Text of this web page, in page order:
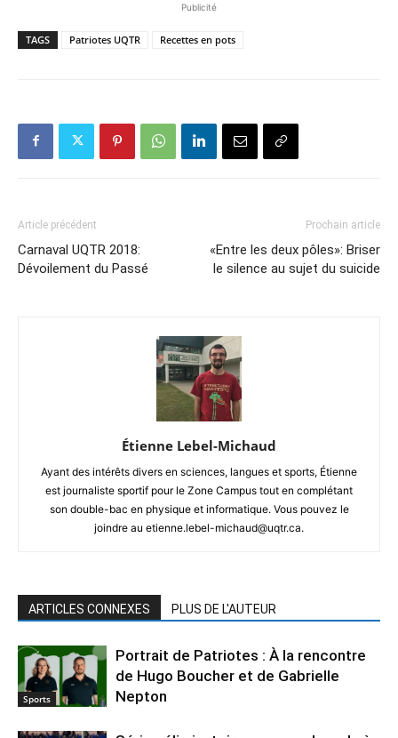
Publicité
TAGS Patriotes UQTR Recettes en pots
Article précédent
Carnaval UQTR 2018:
Dévoilement du Passé
Prochain article
«Entre les deux pôles»: Briser
le silence au sujet du suicide
Étienne Lebel-Michaud
Ayant des intérêts divers en sciences, langues et sports, Étienne
est journaliste sportif pour le Zone Campus tout en complétant
son double-bac en physique et informatique. Vous pouvez le
joindre au etienne.lebel-michaud@uqtr.ca.
ARTICLES CONNEXES PLUS DE L'AUTEUR
Sports
Portrait de Patriotes : À la rencontre
de Hugo Boucher et de Gabrielle
Nepton